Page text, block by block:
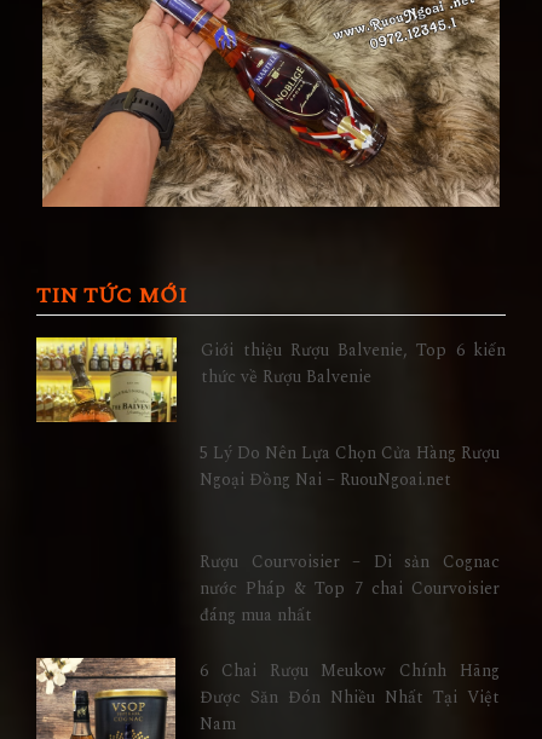
TIN TỨC MỚI
Giới thiệu Rượu Balvenie, Top 6 kiến
thức về Rượu Balvenie
5 Lý Do Nên Lựa Chọn Cửa Hàng Rượu
Ngoại Đồng Nai – RuouNgoai.net
Rượu Courvoisier – Di sản Cognac
nước Pháp & Top 7 chai Courvoisier
đáng mua nhất
6 Chai Rượu Meukow Chính Hãng
Được Săn Đón Nhiều Nhất Tại Việt
Nam